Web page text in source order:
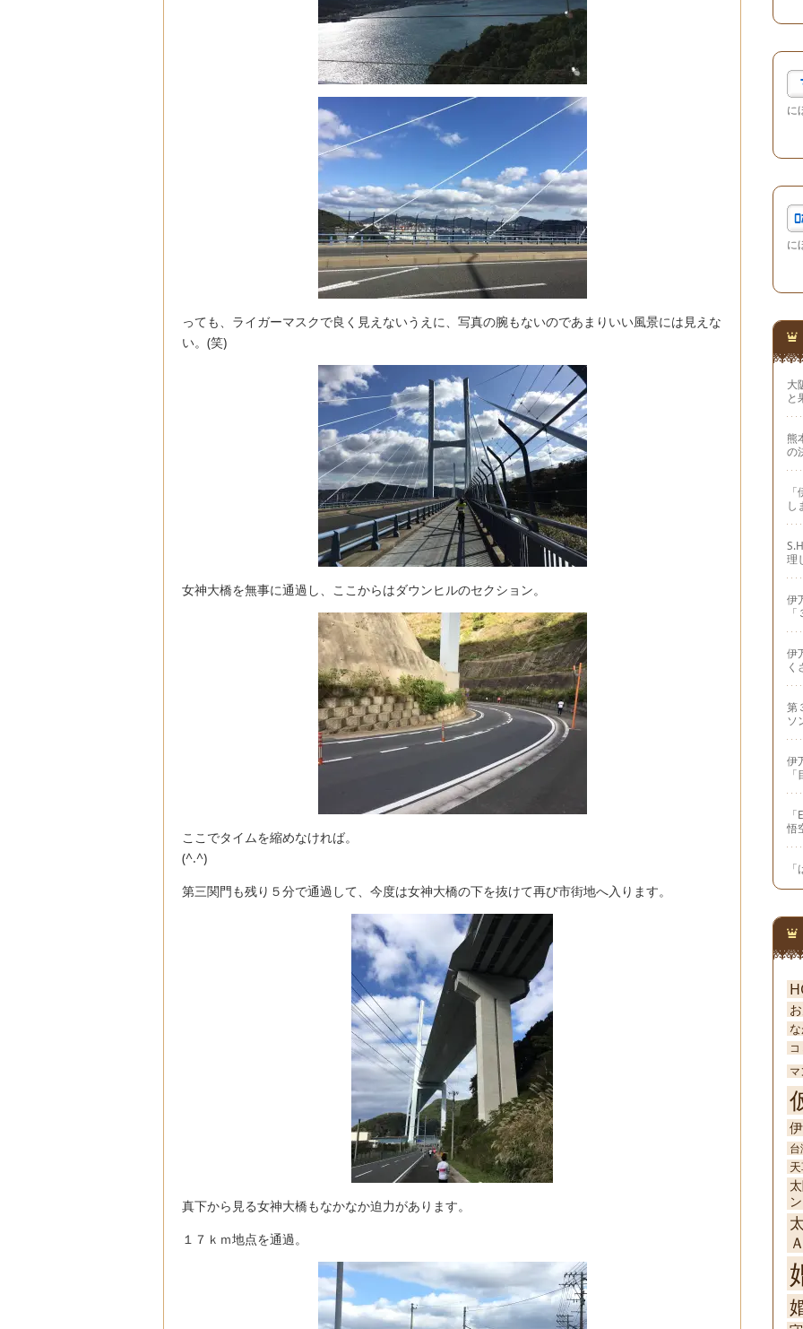
っても、ライガーマスクで良く見えないうえに、写真の腕もないのであまりいい風景には見えな
い。(笑)
女神大橋を無事に通過し、ここからはダウンヒルのセクション。
ここでタイムを縮めなければ。
(^.^)
第三関門も残り５分で通過して、今度は女神大橋の下を抜けて再び市街地へ入ります。
真下から見る女神大橋もなかなか迫力があります。
１７ｋｍ地点を通過。
に
に
大
と
熊
の
し
理
伊
伊
く
第
ソ
伊
悟
マ
台
ン